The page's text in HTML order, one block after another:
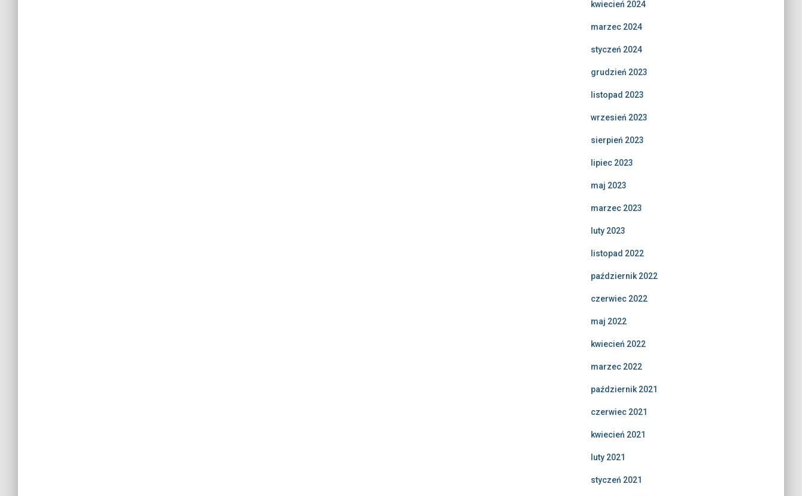
kwiecień 2024
marzec 2024
styczeń 2024
grudzień 2023
listopad 2023
wrzesień 2023
sierpień 2023
lipiec 2023
maj 2023
marzec 2023
luty 2023
listopad 2022
październik 2022
czerwiec 2022
maj 2022
kwiecień 2022
marzec 2022
październik 2021
czerwiec 2021
kwiecień 2021
luty 2021
styczeń 2021